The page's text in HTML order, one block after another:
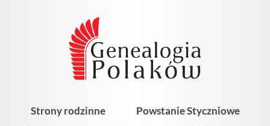
Strony rodzinne
Powstanie Styczniowe